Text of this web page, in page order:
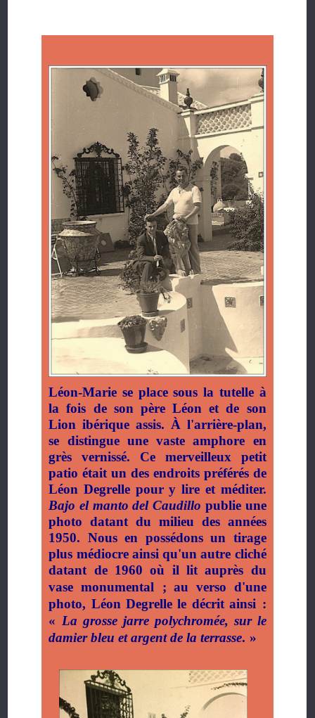
Léon-Marie se place sous la tutelle à
la fois de son père Léon et de son
Lion ibérique assis. À l'arrière-plan,
se distingue une vaste amphore en
grès vernissé. Ce merveilleux petit
patio était un des endroits préférés de
Léon Degrelle pour y lire et méditer.
Bajo el manto del Caudillo publie une
photo datant du milieu des années
1950. Nous en possédons un tirage
plus médiocre ainsi qu'un autre cliché
datant de 1960 où il lit auprès du
vase monumental
; au verso d'une
photo, Léon Degrelle le décrit ainsi :
« La grosse jarre polychromée, sur le
damier bleu et argent de la terrasse. »